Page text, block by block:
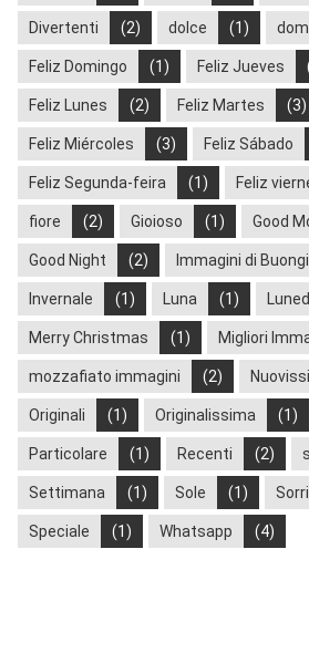
Divertenti (2) dolce (1)
Feliz Domingo (1) Feliz Jueves
Feliz Lunes (2) Feliz Martes (3)
Feliz Miércoles (3) Feliz Sábado
Feliz Segunda-feira (1) Feliz
fiore (2) Gioioso (1) Good
Good Night (2) Immagini di
Invernale (1) Luna (1)
Merry Christmas (1) Migliori
mozzafiato immagini (2)
Originali (1) Originalissima (1)
Particolare (1) Recenti (2)
Settimana (1) Sole (1)
Speciale (1) Whatsapp (4)